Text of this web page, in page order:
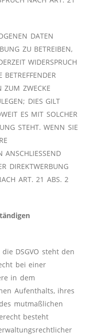
DATEN
ZU BETREIBEN,
WIDERSPRUCH
ZUM ZWECKE
DIES GILT
ES MIT SOLCHER
STEHT. WENN SIE
ANSCHLIESSEND
DIREKTWERBUNG
ART. 21 ABS. 2
DSGVO steht den
bei einer
in dem
Aufenthalts, ihres
mutmaßlichen
besteht